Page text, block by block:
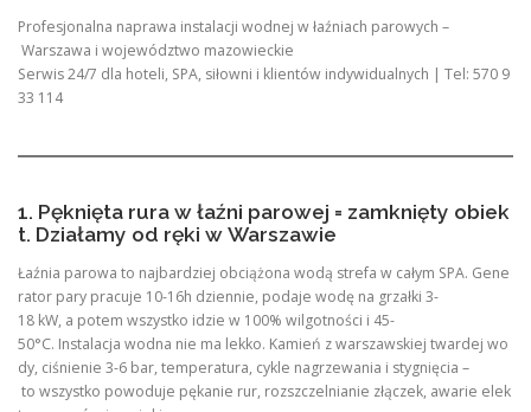
Profesjonalna naprawa instalacji wodnej w łaźniach parowych –
Warszawa i województwo mazowieckie
Serwis 24/7 dla hoteli, SPA, siłowni i klientów indywidualnych | Tel: 570 9
33 114
1. Pęknięta rura w łaźni parowej = zamknięty obiek
t. Działamy od ręki w Warszawie
Łaźnia parowa to najbardziej obciążona wodą strefa w całym SPA. Gene
rator pary pracuje 10-16h dziennie, podaje wodę na grzałki 3-
18 kW, a potem wszystko idzie w 100% wilgotności i 45-
50°C. Instalacja wodna nie ma lekko. Kamień z warszawskiej twardej wo
dy, ciśnienie 3-6 bar, temperatura, cykle nagrzewania i stygnięcia –
to wszystko powoduje pękanie rur, rozszczelnianie złączek, awarie elek